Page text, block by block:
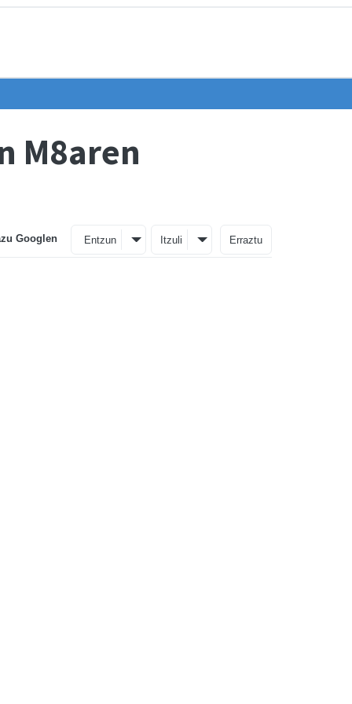
M8aren
Googlen Entzun Itzuli Erraztu